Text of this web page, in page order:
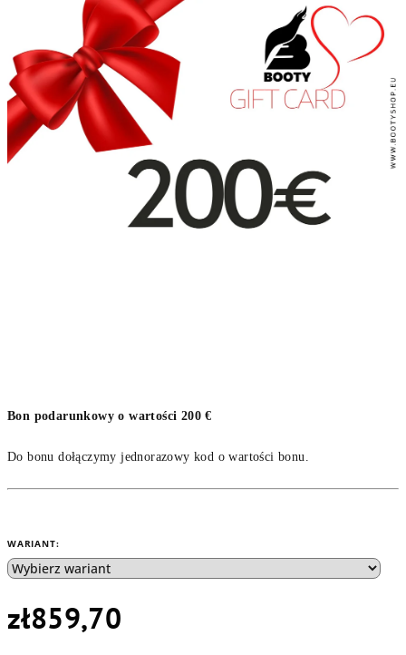
Bon podarunkowy o wartości 200 €
Do bonu dołączymy jednorazowy kod o wartości bonu.
WARIANT:
zł859,70